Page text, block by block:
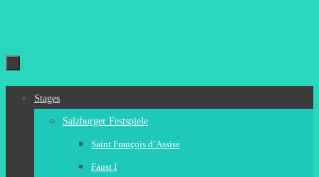
Zum
Stages
Salzburger Festspiele
Saint François d’Assise
Faust I